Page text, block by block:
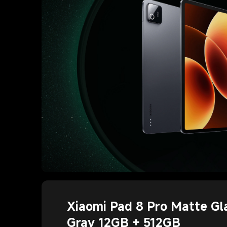
Xiaomi Pad 8 Pro Matte
Gray 12GB + 512GB